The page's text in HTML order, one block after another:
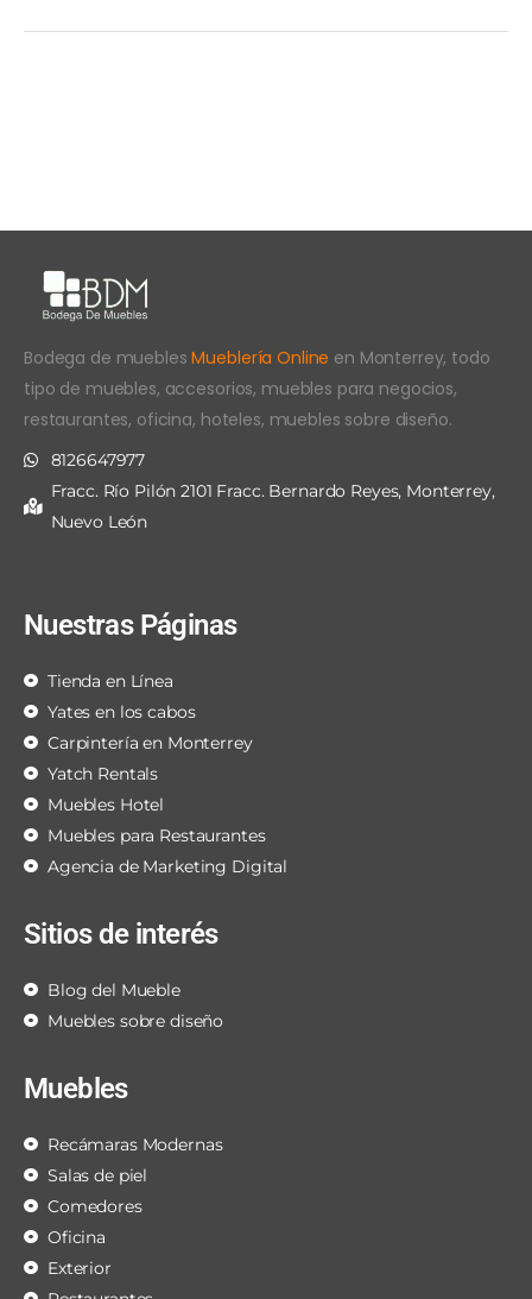
Bodega de mueblesMueblería Online en Monterrey, todo
tipo de muebles, accesorios, muebles para negocios,
restaurantes, oficina, hoteles, muebles sobre diseño.
8126647977
Fracc. Río Pilón 2101 Fracc. Bernardo Reyes, Monterrey,
Nuevo León
Nuestras Páginas
Tienda en Línea
Yates en los cabos
Carpintería en Monterrey
Yatch Rentals
Muebles Hotel
Muebles para Restaurantes
Agencia de Marketing Digital
Sitios de interés
Blog del Mueble
Muebles sobre diseño
Muebles
Recámaras Modernas
Salas de piel
Comedores
Oficina
Exterior